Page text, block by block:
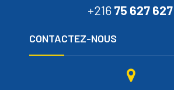
+216 75 627 627
CONTACTEZ-NOUS